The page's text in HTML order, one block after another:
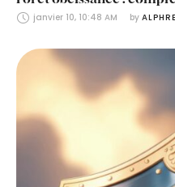
janvier 10, 10:48 AM by